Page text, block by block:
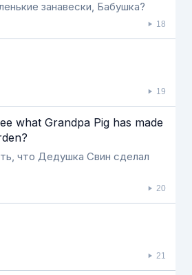
занавески, Бабушка?
18
19
what Grandpa Pig has made
что Дедушка Свин сделал
20
21